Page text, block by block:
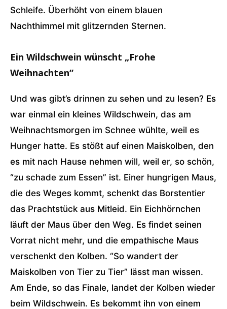
Schleife. Überhöht von einem blauen
Nachthimmel mit glitzernden Sternen.
Ein Wildschwein wünscht „Frohe
Weihnachten“
Und was gibt’s drinnen zu sehen und zu lesen? Es
war einmal ein kleines Wildschwein, das am
Weihnachtsmorgen im Schnee wühlte, weil es
Hunger hatte. Es stößt auf einen Maiskolben, den
es mit nach Hause nehmen will, weil er, so schön,
“zu schade zum Essen” ist. Einer hungrigen Maus,
die des Weges kommt, schenkt das Borstentier
das Prachtstück aus Mitleid. Ein Eichhörnchen
läuft der Maus über den Weg. Es findet seinen
Vorrat nicht mehr, und die empathische Maus
verschenkt den Kolben. “So wandert der
Maiskolben von Tier zu Tier” lässt man wissen.
Am Ende, so das Finale, landet der Kolben wieder
beim Wildschwein. Es bekommt ihn von einem